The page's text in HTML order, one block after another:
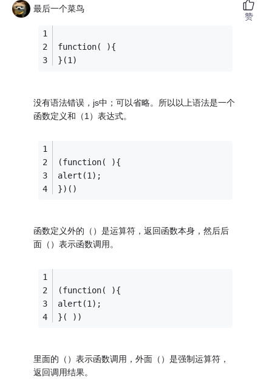
最后一个菜鸟
function( ){
}(1)
没有语法错误，js中；可以省略。所以以上语法是一个
函数定义和（1）表达式。
(function( ){
alert(1);
})()
函数定义外的（）是运算符，返回函数本身，然后后
面（）表示函数调用。
(function( ){
alert(1);
}( ))
里面的（）表示函数调用，外面（）是强制运算符，
返回调用结果。
赞